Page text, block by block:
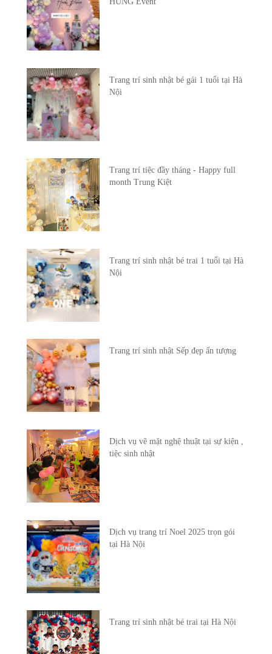
Trang trí sinh nhật bé gái 1 tuổi tại Hà
Nội
Trang trí tiệc đầy tháng - Happy full
month Trung Kiệt
Trang trí sinh nhật bé trai 1 tuổi tại Hà
Nội
Trang trí sinh nhật Sếp đẹp ấn tượng
Dịch vụ vẽ mặt nghệ thuật tại sự kiện ,
tiệc sinh nhật
Dịch vụ trang trí Noel 2025 trọn gói
tại Hà Nội
Trang trí sinh nhật bé trai tại Hà Nội